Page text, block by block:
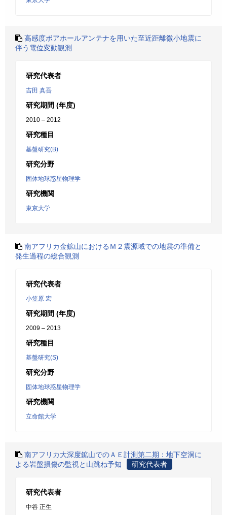
高感度ボアホールアンテナを用いた至近距離微小地震に
伴う電位変動観測
研究代表者
吉田 真吾
研究期間 (年度)
2010 – 2012
研究種目
基盤研究(B)
研究分野
固体地球惑星物理学
研究機関
東京大学
南アフリカ金鉱山におけるＭ２震源域での地震の準備と
発生過程の総合観測
研究代表者
小笠原 宏
研究期間 (年度)
2009 – 2013
研究種目
基盤研究(S)
研究分野
固体地球惑星物理学
研究機関
立命館大学
南アフリカ大深度鉱山でのＡＥ計測第二期：地下空洞に
よる岩盤損傷の監視と山跳ね予知
研究代表者
研究代表者
中谷 正生